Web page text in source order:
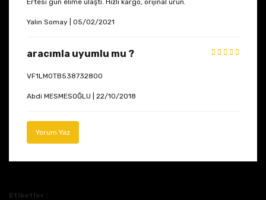
Ertesi gün elime ulaştı. Hızlı kargo, orijinal ürün.
Yalın Somay | 05/02/2021
aracımla uyumlu mu ?
VF1LM0TB538732800
Abdi MESMESOĞLU | 22/10/2018
Yorum Yaz
Etiketler :